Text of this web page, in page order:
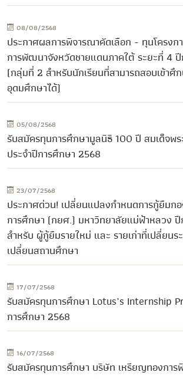
08/08/2568
ประกาศผลการพิจารณาคัดเลือก - ทุนโครงก
การพัฒนาจังหวัดชายแดนภาคใต้ ระยะที่ 4
(กลุ่มที่ 2 สำหรับนักเรียนที่สามารถสอบเข้าศึ
อุดมศึกษาได้)
05/08/2568
รับสมัครทุนการศึกษามูลนิธิ 100 ปี สมเด็จพ
ประจำปีการศึกษา 2568
23/07/2568
ประกาศด่วน! เปลี่ยนแปลงกำหนดการกู้ยืมก
การศึกษา (กยศ.) มหาวิทยาลัยแม่ฟ้าหลวง
สำหรับ ผู้กู้ยืมรายใหม่ และ รายเก่าที่เปลี่ยน
เปลี่ยนสถานศึกษา
17/07/2568
รับสมัครทุนการศึกษา Lotus’s Internship
การศึกษา 2568
16/07/2568
รับสมัครทุนการศึกษา บริษัท เหรียญทองการ